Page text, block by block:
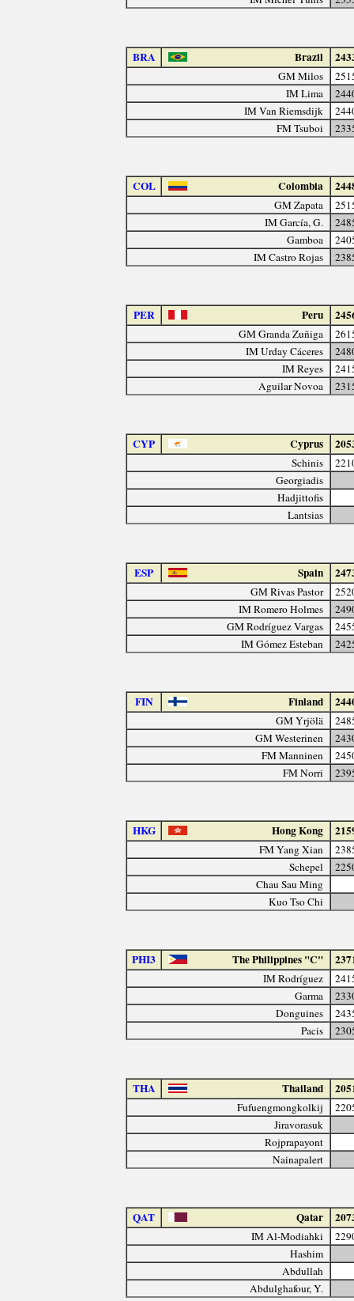
BRA Brazil
GM Milos
IM Lima
IM Van Riemsdijk
FM Tsuboi
COL Colombia
GM Zapata
IM García, G.
Gamboa
IM Castro Rojas
PER Peru
GM Granda Zuñiga
IM Urday Cáceres
IM Reyes
Aguilar Novoa
CYP Cyprus
Schinis
Georgiadis
Hadjittofis
Lantsias
ESP Spain
GM Rivas Pastor
IM Romero Holmes
GM Rodríguez Vargas
IM Gómez Esteban
FIN Finland
GM Yrjölä
GM Westerinen
FM Manninen
FM Norri
HKG Hong Kong
FM Yang Xian
Schepel
Chau Sau Ming
Kuo Tso Chi
PHI3 The Philippines "C"
IM Rodríguez
Garma
Donguines
Pacis
THA Thailand
Fufuengmongkolkij
Jiravorasuk
Rojprapayont
Nainapalert
QAT Qatar
IM Al-Modiahki
Hashim
Abdullah
Abdulghafour, Y.